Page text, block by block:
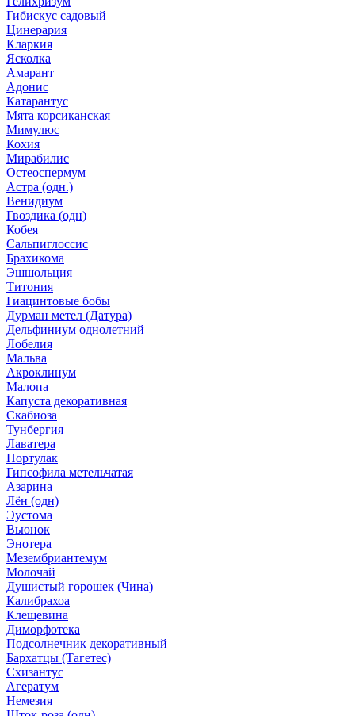
Гибискус садовый
Цинерария
Кларкия
Ясколка
Амарант
Адонис
Катарантус
Мята корсиканская
Мимулюс
Кохия
Мирабилис
Остеоспермум
Астра (одн.)
Венидиум
Гвоздика (одн)
Кобея
Сальпиглоссис
Брахикома
Эшшольция
Титония
Гиацинтовые бобы
Дурман метел (Датура)
Дельфиниум однолетний
Лобелия
Мальва
Акроклинум
Малопа
Капуста декоративная
Скабиоза
Тунбергия
Лаватера
Портулак
Гипсофила метельчатая
Азарина
Лён (одн)
Эустома
Вьюнок
Энотера
Мезембриантемум
Молочай
Душистый горошек (Чина)
Калибрахоа
Клещевина
Диморфотека
Подсолнечник декоративный
Бархатцы (Тагетес)
Схизантус
Агератум
Немезия